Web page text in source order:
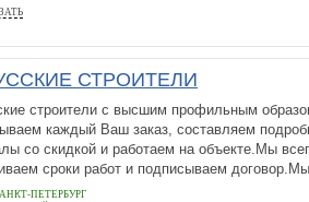
57-29
СТРОИТЕЛИ
строители с высшим профильным
каждый Ваш заказ, составляем
со скидкой и работаем на объекте.Мы
сроки работ и подписываем
ПЕТЕРБУРГ